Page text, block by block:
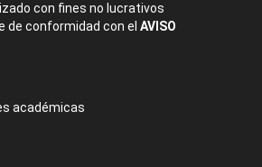
con fines no lucrativos
de conformidad con el AVISO
académicas